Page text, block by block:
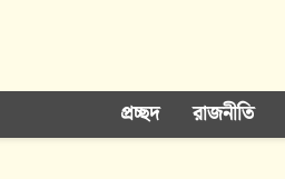
প্রচ্ছদ রাজনীতি